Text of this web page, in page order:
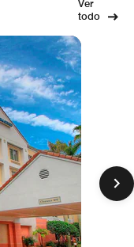
Ver
todo